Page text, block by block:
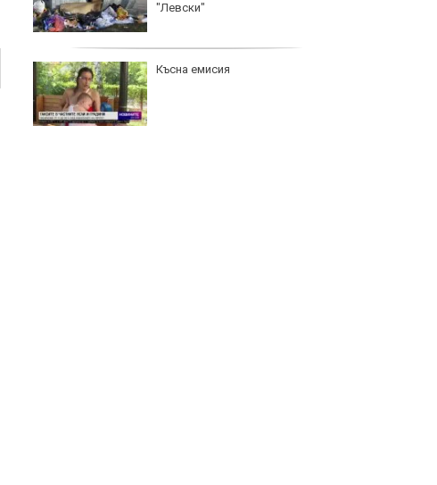
"Левски"
Късна емисия